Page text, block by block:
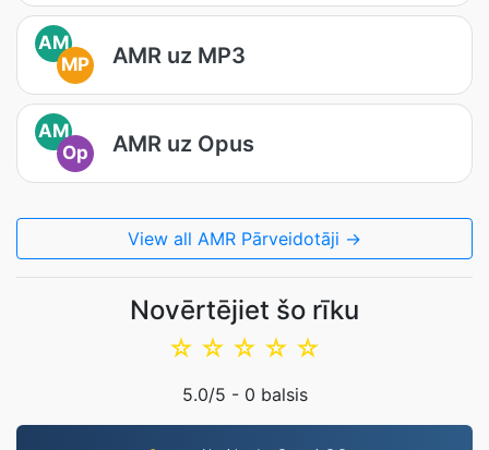
AM
MP
AMR uz MP3
AM
Op
AMR uz Opus
View all AMR Pārveidotāji →
Novērtējiet šo rīku
☆
☆
☆
☆
☆
5.0/5 - 0 balsis